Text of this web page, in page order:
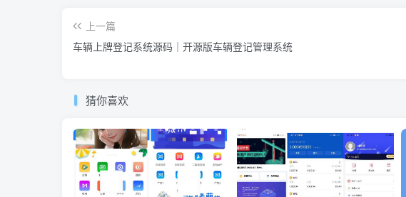
上一篇
车辆上牌登记系统源码｜开源版车辆登记管理系统
猜你喜欢